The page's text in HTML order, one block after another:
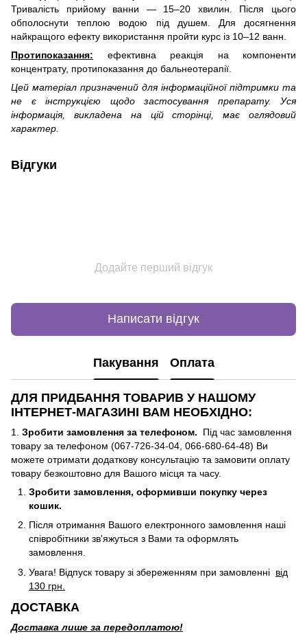
Тривалість прийому ванни — 15–20 хвилин. Після цього
обполоснути теплою водою під душем. Для досягнення
найкращого ефекту використання пройти курс із 10–12 ванн.
Протипоказання: ефективна реакція на компоненти
концентрату, протипоказання до бальнеотерапії.
Цей матеріал призначений для інформаційної підтримки та
не є інструкцією щодо застосування препарату. Уся
інформація, викладена на цій сторінці, має оглядовий
характер.
Відгуки
Додайте перший відгук
Написати відгук
Пакування Оплата
ДЛЯ ПРИДБАННЯ ТОВАРИВ У НАШОМУ
ІНТЕРНЕТ-МАГАЗИНІ ВАМ НЕОБХІДНО:
1. Зробити замовлення за телефоном. Під час замовлення
товару за телефоном (067-726-34-04, 066-680-64-48) Ви
можете отримати додаткову консультацію та замовити оплату
товару безкоштовно для Вашого місця та часу.
Зробити замовлення, оформивши покупку через
кошик.
Після отримання Вашого електронного замовлення наші
співробітники зв'яжуться з Вами та оформлять
замовлення.
Увага! Відпуск товару зі збереженням при замовленні від
130 грн.
ДОСТАВКА
Доставка лише за передоплатою!